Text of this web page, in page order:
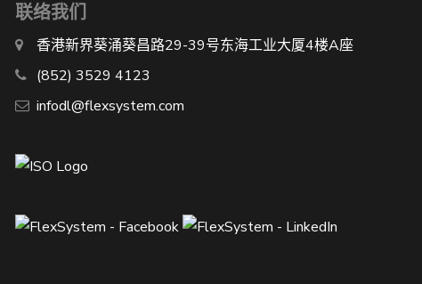
联络我们
香港新界葵涌葵昌路29-39号东海工业大厦4楼A座
(852) 3529 4123
infodl@flexsystem.com